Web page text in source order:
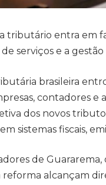
tributário entra em
serviços e a
brasileira
contadores e
dos novos
sistemas fiscais,
de
reforma alcançam